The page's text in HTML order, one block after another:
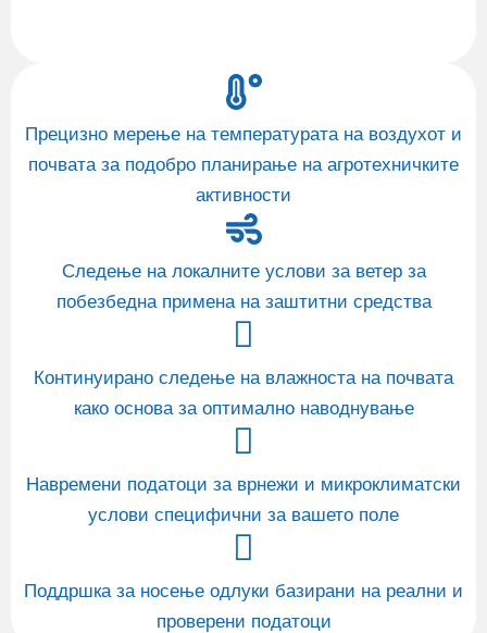
Прецизно мерење на температурата на воздухот и
почвата за подобро планирање на агротехничките
активности
Следење на локалните услови за ветер за
побезбедна примена на заштитни средства
Континуирано следење на влажноста на почвата
како основа за оптимално наводнување
Навремени податоци за врнежи и микроклиматски
услови специфични за вашето поле
Поддршка за носење одлуки базирани на реални и
проверени податоци